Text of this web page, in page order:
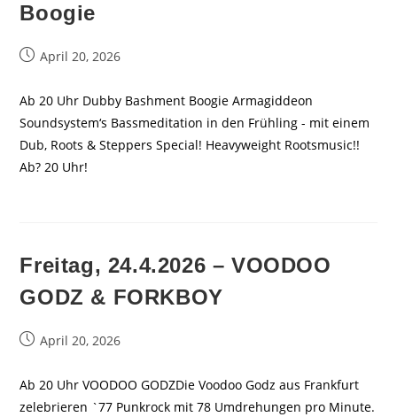
Boogie
BeitragApril 20, 2026
Ab 20 Uhr Dubby Bashment Boogie Armagiddeon
Soundsystem‘s Bassmeditation in den Frühling - mit einem
Dub, Roots & Steppers Special! Heavyweight Rootsmusic!!
Ab? 20 Uhr!
Freitag, 24.4.2026 – VOODOO
GODZ & FORKBOY
BeitragApril 20, 2026
Ab 20 Uhr VOODOO GODZDie Voodoo Godz aus Frankfurt
zelebrieren `77 Punkrock mit 78 Umdrehungen pro Minute.